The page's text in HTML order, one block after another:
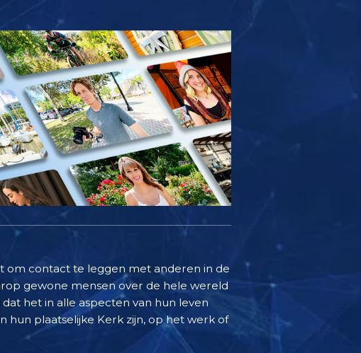
om contact te leggen met anderen in de
gewone mensen over de hele wereld
het in alle aspecten van hun leven
hun plaatselijke Kerk zijn, op het werk of